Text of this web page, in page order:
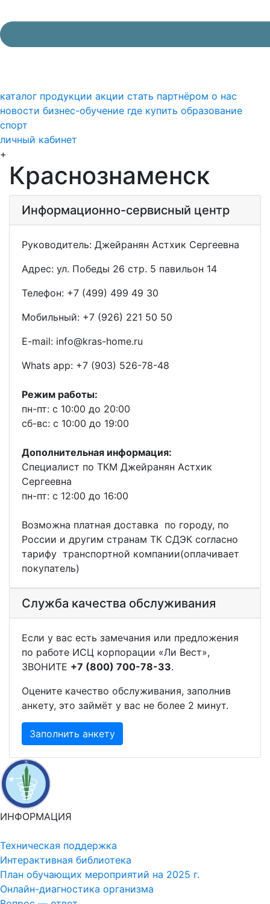
каталог продукции акции стать партнёром о нас
новости бизнес-обучение где купить образование
спорт
личный кабинет
+
Краснознаменск
Информационно-сервисный центр
Руководитель: Джейранян Астхик Сергеевна
Адрес: ул. Победы 26 стр. 5 павильон 14
Телефон: +7 (499) 499 49 30
Мобильный: +7 (926) 221 50 50
E-mail: info@kras-home.ru
Whats app: +7 (903) 526-78-48
Режим работы:
пн-пт: с 10:00 до 20:00
сб-вс: с 10:00 до 19:00
Дополнительная информация:
Специалист по ТКМ Джейранян Астхик
Сергеевна
пн-пт: с 12:00 до 16:00
Возможна платная доставка по городу, по
России и другим странам ТК СДЭК согласно
тарифу транспортной компании(оплачивает
покупатель)
Служба качества обслуживания
Если у вас есть замечания или предложения
по работе ИСЦ корпорации «Ли Вест»,
ЗВОНИТЕ +7 (800) 700-78-33.
Оцените качество обслуживания, заполнив
анкету, это займёт у вас не более 2 минут.
Заполнить анкету
ИНФОРМАЦИЯ
Техническая поддержка
Интерактивная библиотека
План обучающих мероприятий на 2025 г.
Онлайн-диагностика организма